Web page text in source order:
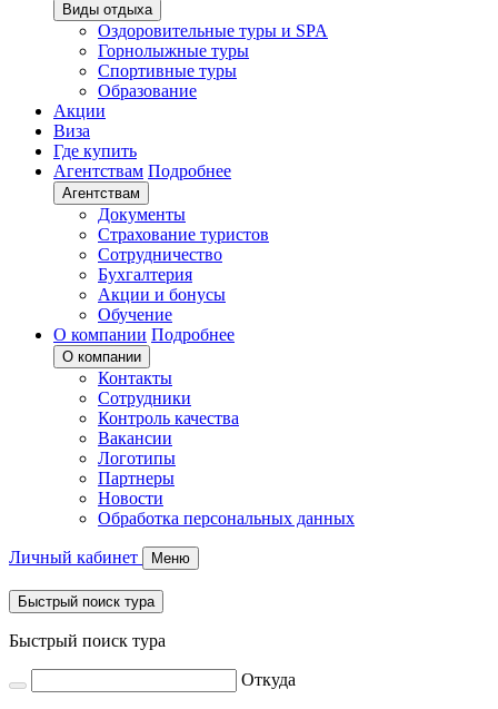
Виды отдыха
Оздоровительные туры и SPA
Горнолыжные туры
Спортивные туры
Образование
Акции
Виза
Где купить
Агентствам Подробнее
Агентствам
Документы
Страхование туристов
Сотрудничество
Бухгалтерия
Акции и бонусы
Обучение
О компании Подробнее
О компании
Контакты
Сотрудники
Контроль качества
Вакансии
Логотипы
Партнеры
Новости
Обработка персональных данных
Личный кабинет Меню
Быстрый поиск тура
Быстрый поиск тура
Откуда